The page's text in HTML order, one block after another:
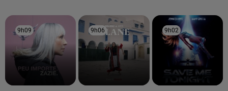
9h09
9h09 9h06
9h06 9h02
9h02